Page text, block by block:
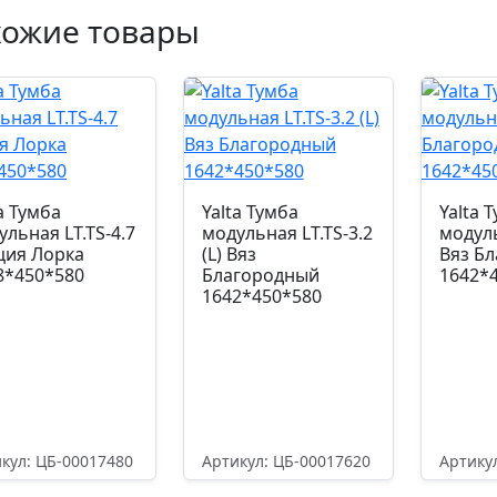
товары
Тумба
LT.TS-4.7
Лорка
ЦБ-00017480
Yalta Тумба
модульная LT.TS-3.2
(L) Вяз
Благородный
1642*450*580
Артикул: ЦБ-00017620
Yalta
Вяз